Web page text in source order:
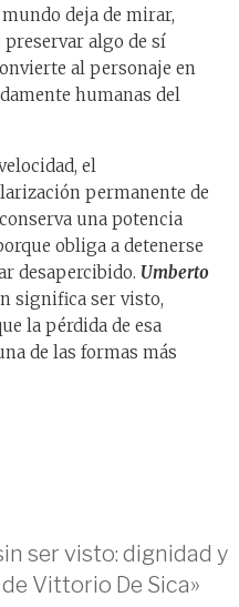
deja de mirar,
algo de sí
al personaje en
humanas del
el
permanente de
una potencia
obliga a detenerse
desapercibido. Umberto
significa ser visto,
la pérdida de esa
de las formas más
ser visto: dignidad y
de Vittorio De Sica»